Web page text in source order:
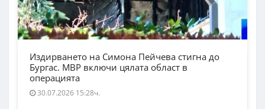
Издирването на Симона Пейчева стигна до
Бургас. МВР включи цялата област в
операцията
30.07.2026 15:28ч.